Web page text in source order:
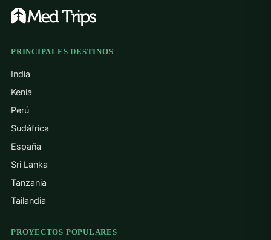
PRINCIPALES DESTINOS
India
Kenia
Perú
Sudáfrica
España
Sri Lanka
Tanzania
Tailandia
PROYECTOS POPULARES